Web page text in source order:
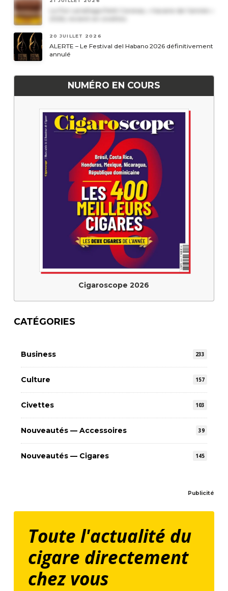
Le Por Larrañaga Petit Coronas, « havane de l’année »
20 JUILLET 2026
ALERTE – Le Festival del Habano 2026 définitivement
annulé
NUMÉRO EN COURS
Cigaroscope 2026
CATÉGORIES
Business 233
Culture 157
Civettes 103
Nouveautés — Accessoires 39
Nouveautés — Cigares 145
Publicité
Toute l'actualité du
cigare directement
chez vous